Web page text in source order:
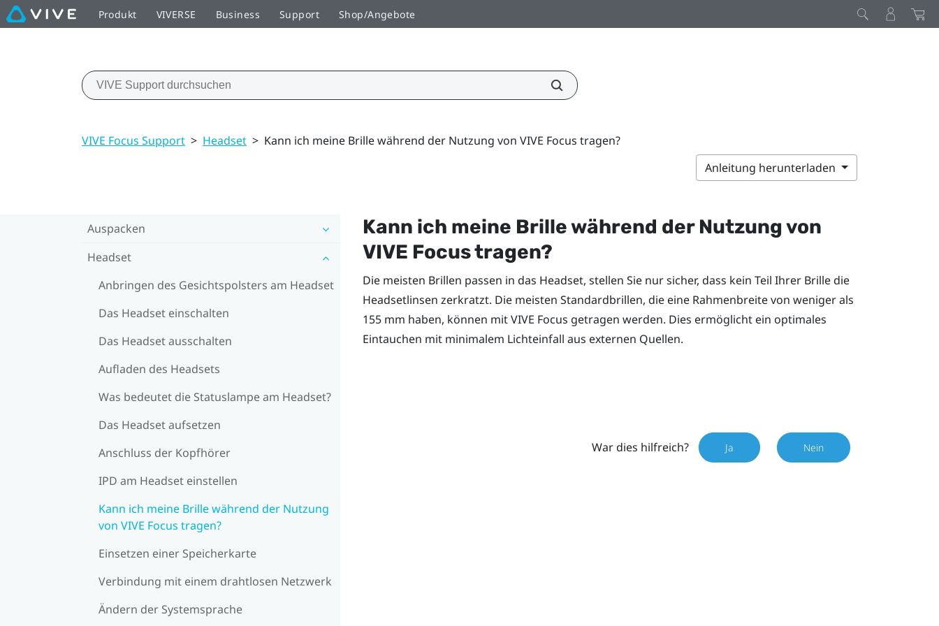
Produkt VIVERSE Business Support Shop/Angebote
VIVE Focus Support > Headset > Kann ich meine Brille während der Nutzung von VIVE Focus tragen?
Anleitung herunterladen
Auspacken
Headset
Anbringen des Gesichtspolsters am Headset
Das Headset einschalten
Das Headset ausschalten
Aufladen des Headsets
Was bedeutet die Statuslampe am Headset?
Das Headset aufsetzen
Anschluss der Kopfhörer
IPD am Headset einstellen
Kann ich meine Brille während der Nutzung
von VIVE Focus tragen?
Einsetzen einer Speicherkarte
Verbindung mit einem drahtlosen Netzwerk
Ändern der Systemsprache
Kann ich meine Brille während der Nutzung von
VIVE Focustragen?
Die meisten Brillen passen in das Headset, stellen Sie nur sicher, dass kein Teil Ihrer Brille die
Headsetlinsen zerkratzt. Die meisten Standardbrillen, die eine Rahmenbreite von weniger als
155 mm haben, können mitVIVE Focus getragen werden. Dies ermöglicht ein optimales
Eintauchen mit minimalem Lichteinfall aus externen Quellen.
War dies hilfreich? Ja Nein